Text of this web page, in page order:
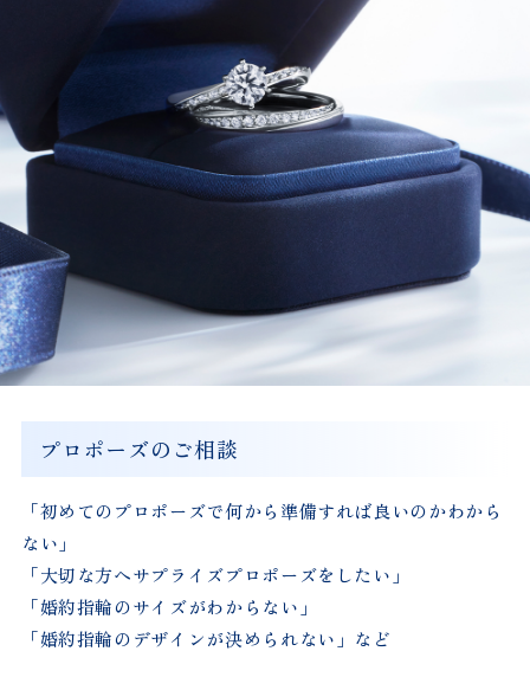
プロポーズのご相談
「初めてのプロポーズで何から準備すれば良いのかわから
ない」
「大切な方へサプライズプロポーズをしたい」
「婚約指輪のサイズがわからない」
「婚約指輪のデザインが決められない」など